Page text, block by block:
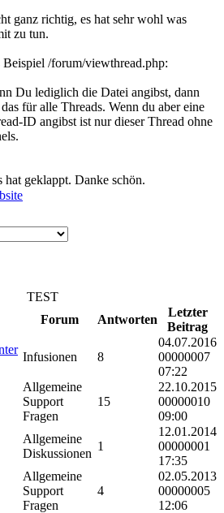
ganz richtig, es hat sehr wohl was
zu tun.
Beispiel /forum/viewthread.php:
Du lediglich die Datei angibst, dann
für alle Threads. Wenn du aber eine
ID angibst ist nur dieser Thread ohne
hat geklappt. Danke schön.
TEST
Forum Antworten
Letzter
Beitrag
Infusionen 8
04.07.2016
00000007
07:22
Allgemeine
Support
Fragen
15
22.10.2015
00000010
09:00
Allgemeine
Diskussionen
1
12.01.2014
00000001
17:35
Allgemeine
Support
Fragen
4
02.05.2013
00000005
12:06